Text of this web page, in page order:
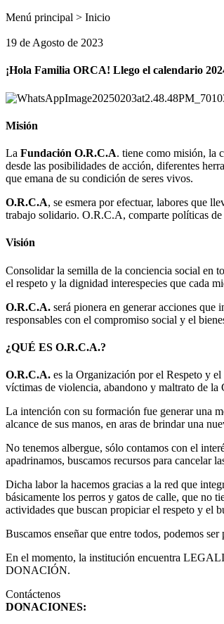
Menú principal > Inicio
19 de Agosto de 2023
¡Hola Familia ORCA! Llego el calendario
Misión
La Fundación O.R.C.A. tiene como misión, la
desde las posibilidades de acción, diferentes
que emana de su condición de seres vivos.
O.R.C.A, se esmera por efectuar, labores que
trabajo solidario. O.R.C.A, comparte políticas de
Visión
Consolidar la semilla de la conciencia social en
el respeto y la dignidad interespecies que cada
O.R.C.A. será pionera en generar acciones
responsables con el compromiso social y el
¿QUÉ ES O.R.C.A.?
O.R.C.A. es la Organización por el Respeto y
víctimas de violencia, abandono y maltrato de
La intención con su formación fue generar una
alcance de sus manos, en aras de brindar una
No tenemos albergue, sólo contamos con el
apadrinamos, buscamos recursos para cancelar
Dicha labor la hacemos gracias a la red que
básicamente los perros y gatos de calle, que no
actividades que buscan propiciar el respeto y el
Buscamos enseñar que entre todos, podemos
En el momento, la institución encuentra
DONACIÓN.
Contáctenos
DONACIONES: